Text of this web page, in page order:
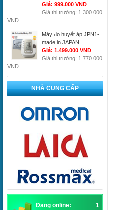
Giá: 999.000 VND
Giá thị trường: 1.300.000
VNĐ
Máy đo huyết áp JPN1-
made in JAPAN
Giá: 1.499.000 VND
Giá thị trường: 1.770.000
VNĐ
NHÀ CUNG CẤP
Đang online:
1